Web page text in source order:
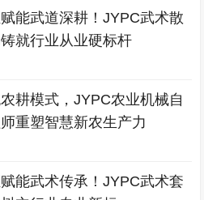
能武道深耕！JYPC武术散
就行业从业硬标杆
耕模式，JYPC农业机械自
重塑智慧新农生产力
能武术传承！JYPC武术套